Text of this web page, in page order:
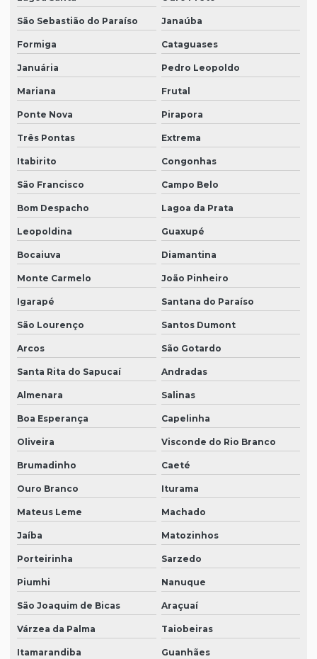
São Sebastião do Paraíso Janaúba
Formiga Cataguases
Januária Pedro Leopoldo
Mariana Frutal
Ponte Nova Pirapora
Três Pontas Extrema
Itabirito Congonhas
São Francisco Campo Belo
Bom Despacho Lagoa da Prata
Leopoldina Guaxupé
Bocaiuva Diamantina
Monte Carmelo João Pinheiro
Igarapé Santana do Paraíso
São Lourenço Santos Dumont
Arcos São Gotardo
Santa Rita do Sapucaí Andradas
Almenara Salinas
Boa Esperança Capelinha
Oliveira Visconde do Rio Branco
Brumadinho Caeté
Ouro Branco Iturama
Mateus Leme Machado
Jaíba Matozinhos
Porteirinha Sarzedo
Piumhi Nanuque
São Joaquim de Bicas Araçuaí
Várzea da Palma Taiobeiras
Itamarandiba Guanhães